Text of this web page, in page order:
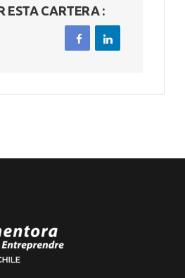
ESTA CARTERA :